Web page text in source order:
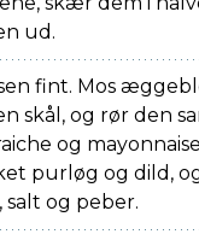
ud.
fint. Mos
skål, og rør den
og
purløg og dild,
salt og peber.